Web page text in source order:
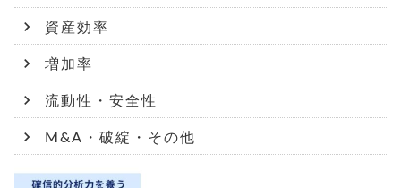
資産効率
増加率
流動性・安全性
M&A・破綻・その他